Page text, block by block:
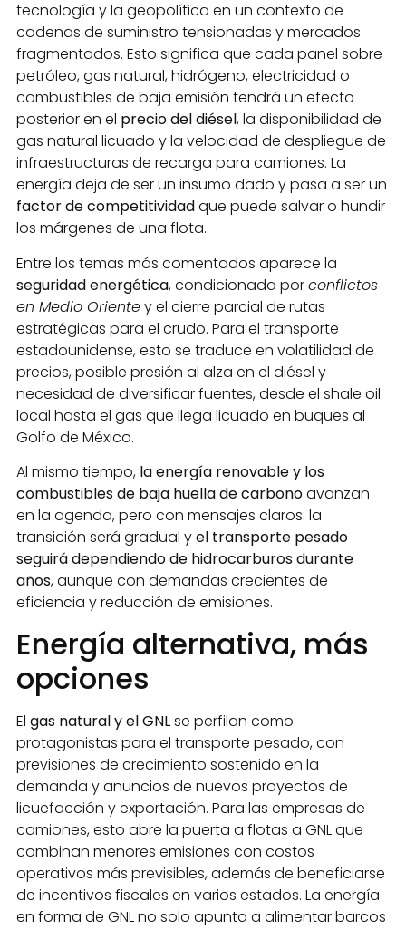
tecnología y la geopolítica en un contexto de
cadenas de suministro tensionadas y mercados
fragmentados. Esto significa que cada panel sobre
petróleo, gas natural, hidrógeno, electricidad o
combustibles de baja emisión tendrá un efecto
posterior en el precio del diésel, la disponibilidad de
gas natural licuado y la velocidad de despliegue de
infraestructuras de recarga para camiones. La
energía deja de ser un insumo dado y pasa a ser un
factor de competitividadque puede salvar o hundir
los márgenes de una flota.
Entre los temas más comentados aparece la
seguridad energética, condicionada porconflictos
en Medio Orientey el cierre parcial de rutas
estratégicas para el crudo. Para el transporte
estadounidense, esto se traduce en volatilidad de
precios, posible presión al alza en el diésel y
necesidad de diversificar fuentes, desde el shale oil
local hasta el gas que llega licuado en buques al
Golfo de México.
Al mismo tiempo, la energía renovable y los
combustibles de baja huella de carbonoavanzan
en la agenda, pero con mensajes claros: la
transición será gradual yel transporte pesado
seguirá dependiendo de hidrocarburos durante
años, aunque con demandas crecientes de
eficiencia y reducción de emisiones.
Energía alternativa, más
opciones
El gas natural y el GNLse perfilan como
protagonistas para el transporte pesado, con
previsiones de crecimiento sostenido en la
demanda y anuncios de nuevos proyectos de
licuefacción y exportación. Para las empresas de
camiones, esto abre la puerta a flotas a GNL que
combinan menores emisiones con costos
operativos más previsibles, además de beneficiarse
de incentivos fiscales en varios estados. La energía
en forma de GNL no solo apunta a alimentar barcos